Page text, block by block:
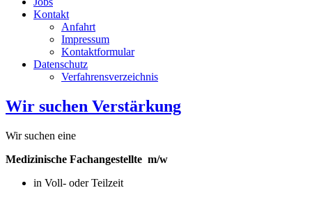
Kontakt
Anfahrt
Impressum
Kontaktformular
Datenschutz
Verfahrensverzeichnis
Wir suchen Verstärkung
Wir suchen eine
Medizinische Fachangestellte m/w
in Voll- oder Teilzeit